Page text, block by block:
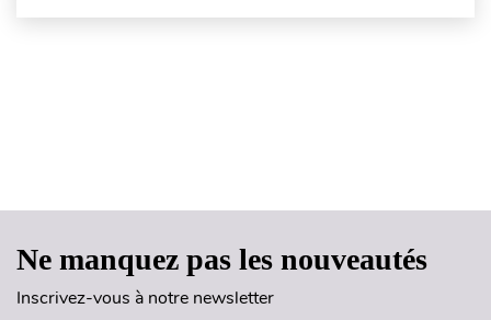
Ne manquez pas les nouveautés
Inscrivez-vous à notre newsletter